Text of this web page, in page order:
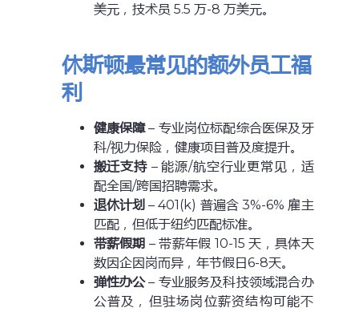
美元，技术员 5.5 万-8 万美元。
休斯顿最常见的额外员工福
利
健康保障– 专业岗位标配综合医保及牙
科/视力保险，健康项目普及度提升。
搬迁支持– 能源/航空行业更常见，适
配全国/跨国招聘需求。
退休计划 – 401(k) 普遍含 3%-6% 雇主
匹配，但低于纽约匹配标准。
带薪假期 – 带薪年假 10-15 天，具体天
数因企因岗而异，年节假日6-8天。
弹性办公– 专业服务及科技领域混合办
公普及，但驻场岗位薪资结构可能不